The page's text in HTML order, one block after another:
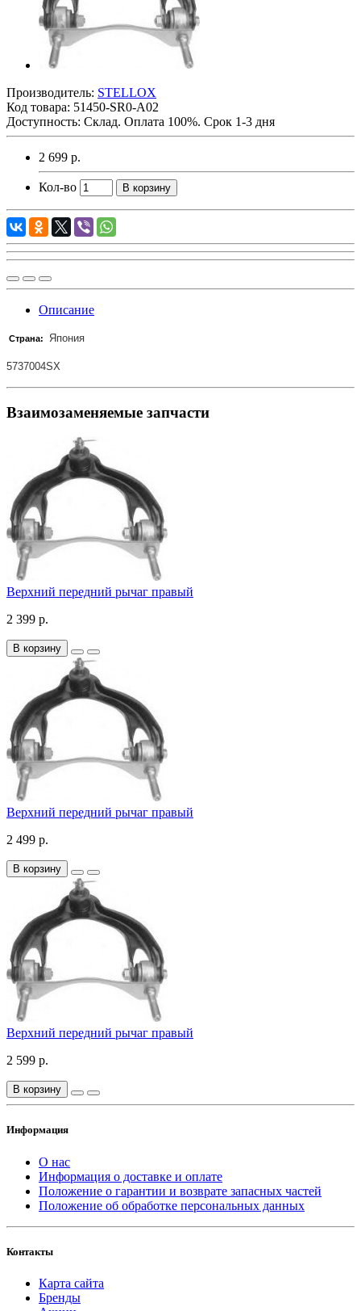
Производитель: STELLOX
Код товара: 51450-SR0-A02
Доступность: Склад. Оплата 100%. Срок 1-3 дня
2 699 р.
Кол-во В корзину
Описание
Страна: Япония
5737004SX
Взаимозаменяемые запчасти
Верхний передний рычаг правый
2 399 р.
В корзину
Верхний передний рычаг правый
2 499 р.
В корзину
Верхний передний рычаг правый
2 599 р.
В корзину
Информация
О нас
Информация о доставке и оплате
Положение о гарантии и возврате запасных частей
Положение об обработке персональных данных
Контакты
Карта сайта
Бренды